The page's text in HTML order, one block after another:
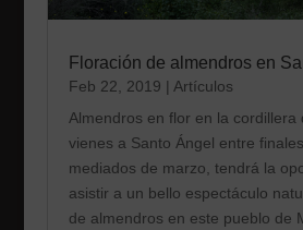
Floración de almendros en
Feb 22, 2019 | Artículos
Almendros en flor en la cordillera
vienes a Santo Ángel entre
mediados de marzo, tendrá la
asistir a un bello espectáculo
de almendros en este pueblo de